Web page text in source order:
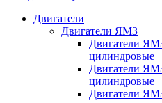
Двигатели
Двигатели ЯМЗ
Двигатели
цилиндровые
Двигатели
цилиндровые
Двигатели